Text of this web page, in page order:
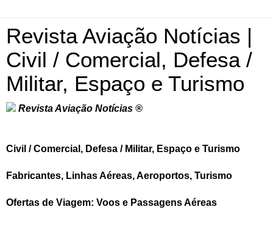
Revista Aviação Notícias |
Civil / Comercial, Defesa /
Militar, Espaço e Turismo
Revista Aviação Notícias ®
Civil / Comercial, Defesa / Militar, Espaço e Turismo
Fabricantes, Linhas Aéreas, Aeroportos, Turismo
Ofertas de Viagem: Voos e Passagens Aéreas